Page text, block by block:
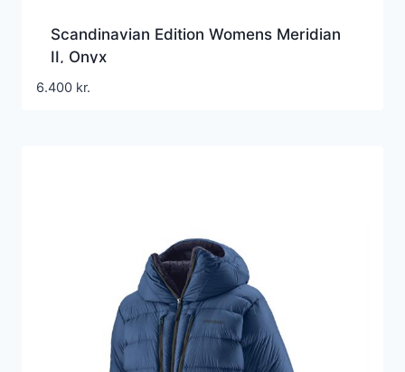
Scandinavian Edition Womens Meridian
II, Onyx
6.400 kr.